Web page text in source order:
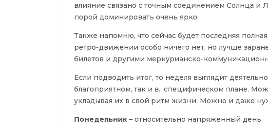
влияние связано с точным соединением Солнца и
порой доминировать очень ярко.
Также напомню, что сейчас будет последняя
ретро-движении особо ничего нет, но лучше
билетов и другими меркурианско-
Если подводить итог, то неделя выглядит
благоприятном, так и в.. специфическом плане.
укладывая их в свой ритм жизни. Можно и даже
Понедельник – относительно напряженный день